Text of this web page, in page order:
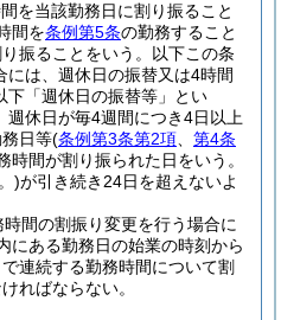
を当該勤務日に割り振ること
間を条例第5条の勤務すること
振ることをいう。以下この条
には、週休日の振替又は4時間
下「週休日の振替等」とい
週休日が毎4週間につき4日以上
日等(条例第3条第2項
第4条
時間が割り振られた日をいう。
)が引き続き24日を超えないよ
間の割振り変更を行う場合に
にある勤務日の始業の時刻から
連続する勤務時間について割
ればならない。